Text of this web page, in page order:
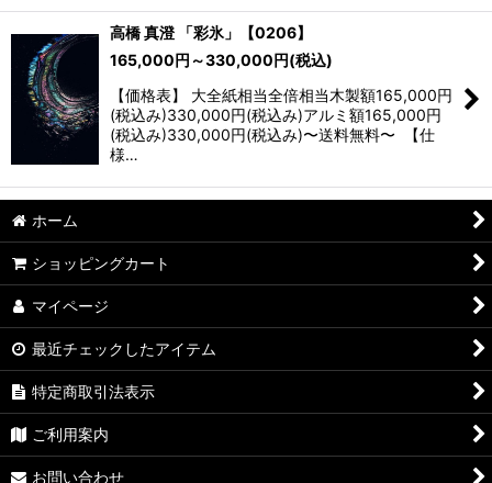
高橋 真澄 「彩氷」【0206】
165,000円 ～330,000円(税込)
【価格表】 大全紙相当全倍相当木製額165,000円
(税込み)330,000円(税込み)アルミ額165,000円
(税込み)330,000円(税込み)〜送料無料〜 【仕
様…
ホーム
ショッピングカート
マイページ
最近チェックしたアイテム
特定商取引法表示
ご利用案内
お問い合わせ